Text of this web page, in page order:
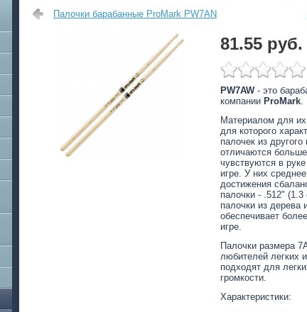
Палочки барабанные ProMark PW7AN
81.55 pуб.
PW7AW- это
компании ProMark.
Материалом для их
для которого
палочек из
отличаются
чувствуются в
игре. У них
достижения
палочки - .512"
палочки из
обеспечивает
игре.
Палочки размера
любителей легких
подходят для
громкости.
Характеристики: